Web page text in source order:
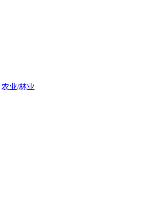
农业/林业